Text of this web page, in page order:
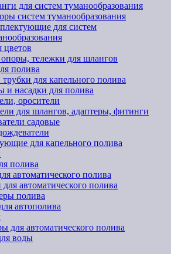
для систем туманообразования
систем туманообразования
для систем
цветов
тележки для шлангов
полива
для капельного полива
и насадки для полива
оросители
для шлангов, адаптеры, фитинги
садовые
для капельного полива
полива
автоматического полива
автоматического полива
полива
автополива
для автоматического полива
воды